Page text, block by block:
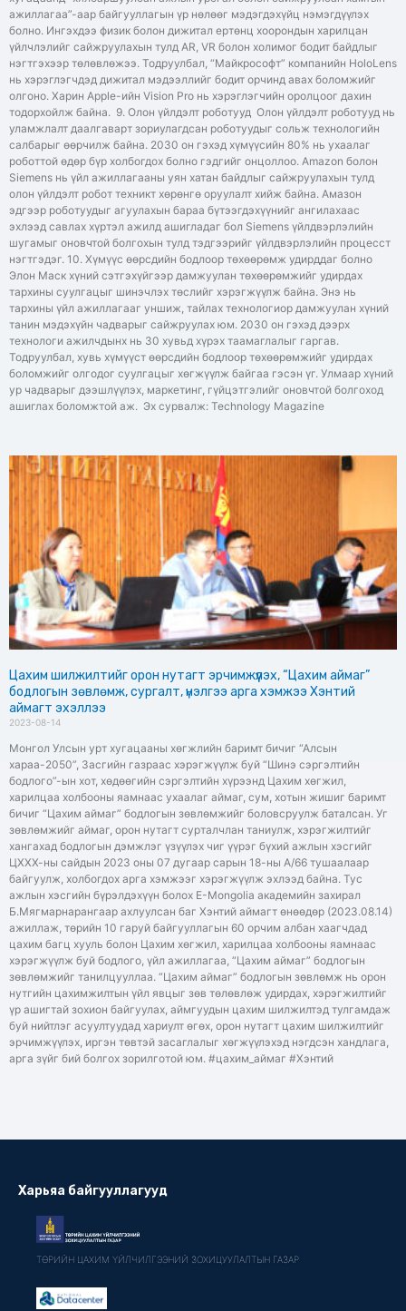
ажиллагаа”-аар байгууллагын үр нөлөөг мэдэгдэхүйц нэмэгдүүлэх
болно. Ингэхдээ физик болон дижитал ертөнц хоорондын харилцан
үйлчлэлийг сайжруулахын тулд AR, VR болон холимог бодит байдлыг
нэгтгэхээр төлөвлөжээ. Тодруулбал, “Майкрософт” компанийн HoloLens
нь хэрэглэгчдэд дижитал мэдээллийг бодит орчинд авах боломжийг
олгоно. Харин Apple-ийн Vision Pro нь хэрэглэгчийн оролцоог дахин
тодорхойлж байна. 9. Олон үйлдэлт роботууд Олон үйлдэлт роботууд нь
уламжлалт даалгаварт зориулагдсан роботуудыг сольж технологийн
салбарыг өөрчилж байна. 2030 он гэхэд хүмүүсийн 80% нь ухаалаг
роботтой өдөр бүр холбогдох болно гэдгийг онцоллоо. Amazon болон
Siemens нь үйл ажиллагааны уян хатан байдлыг сайжруулахын тулд
олон үйлдэлт робот техникт хөрөнгө оруулалт хийж байна. Амазон
эдгээр роботуудыг агуулахын бараа бүтээгдэхүүнийг ангилахаас
эхлээд савлах хүртэл ажилд ашигладаг бол Siemens үйлдвэрлэлийн
шугамыг оновчтой болгохын тулд тэдгээрийг үйлдвэрлэлийн процесст
нэгтгэдэг. 10. Хүмүүс өөрсдийн бодлоор төхөөрөмж удирддаг болно
Элон Маск хүний сэтгэхүйгээр дамжуулан төхөөрөмжийг удирдах
тархины суулгацыг шинэчлэх төслийг хэрэгжүүлж байна. Энэ нь
тархины үйл ажиллагааг уншиж, тайлах технологиор дамжуулан хүний ​​
танин мэдэхүйн чадварыг сайжруулах юм. 2030 он гэхэд дээрх
технологи ажилчдынх нь 30 хувьд хүрэх таамаглалыг гаргав.
Тодруулбал, хувь хүмүүст өөрсдийн бодлоор төхөөрөмжийг удирдах
боломжийг олгодог суулгацыг хөгжүүлж байгаа гэсэн үг. Улмаар хүний ​​
ур чадварыг дээшлүүлэх, маркетинг, гүйцэтгэлийг оновчтой болгоход
ашиглах боломжтой аж. Эх сурвалж: Technology Magazine
Цахим шилжилтийг орон нутагт эрчимжүүлэх, “Цахим аймаг”
бодлогын зөвлөмж, сургалт, үнэлгээ арга хэмжээ Хэнтий
аймагт эхэллээ
2023-08-14
Монгол Улсын урт хугацааны хөгжлийн баримт бичиг “Алсын
хараа-2050”, Засгийн газраас хэрэгжүүлж буй “Шинэ сэргэлтийн
бодлого”-ын хот, хөдөөгийн сэргэлтийн хүрээнд Цахим хөгжил,
харилцаа холбооны яамнаас ухаалаг аймаг, сум, хотын жишиг баримт
бичиг “Цахим аймаг” бодлогын зөвлөмжийг боловсруулж баталсан. Уг
зөвлөмжийг аймаг, орон нутагт сурталчлан таниулж, хэрэгжилтийг
хангахад бодлогын дэмжлэг үзүүлэх чиг үүрэг бүхий ажлын хэсгийг
ЦХХХ-ны сайдын 2023 оны 07 дугаар сарын 18-ны А/66 тушаалаар
байгуулж, холбогдох арга хэмжээг хэрэгжүүлж эхлээд байна. Тус
ажлын хэсгийн бүрэлдэхүүн болох E-Mongolia академийн захирал
Б.Мягмарнарангаар ахлуулсан баг Хэнтий аймагт өнөөдөр (2023.08.14)
ажиллаж, төрийн 10 гаруй байгууллагын 60 орчим албан хаагчдад
цахим багц хууль болон Цахим хөгжил, харилцаа холбооны яамнаас
хэрэгжүүлж буй бодлого, үйл ажиллагаа, “Цахим аймаг” бодлогын
зөвлөмжийг танилцууллаа. “Цахим аймаг” бодлогын зөвлөмж нь орон
нутгийн цахимжилтын үйл явцыг зөв төлөвлөж удирдах, хэрэгжилтийг
үр ашигтай зохион байгуулах, аймгуудын цахим шилжилтэд тулгамдаж
буй нийтлэг асуултуудад хариулт өгөх, орон нутагт цахим шилжилтийг
эрчимжүүлэх, иргэн төвтэй засаглалыг хөгжүүлэхэд нэгдсэн хандлага,
арга зүйг бий болгох зорилготой юм. #цахим_аймаг #Хэнтий
Харьяа байгууллагууд
ТӨРИЙН ЦАХИМ ҮЙЛЧИЛГЭЭНИЙ ЗОХИЦУУЛАЛТЫН ГАЗАР